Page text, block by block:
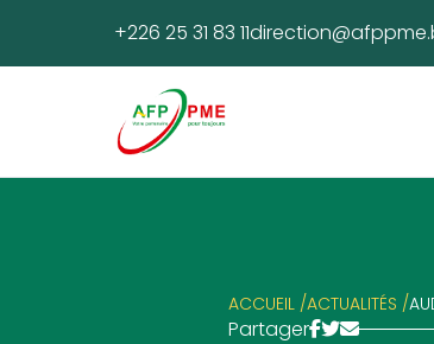
+226 25 31 83 11
ACCUEIL /ACTUALITÉS /
Partager